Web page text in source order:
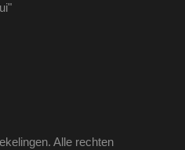
Alle rechten